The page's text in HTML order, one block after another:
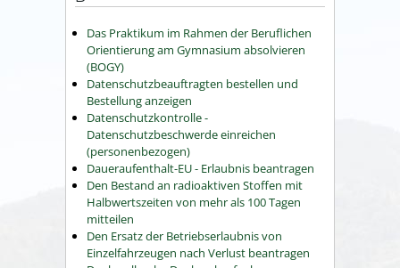
Das Praktikum im Rahmen der Beruflichen
Orientierung am Gymnasium absolvieren
(BOGY)
Datenschutzbeauftragten bestellen und
Bestellung anzeigen
Datenschutzkontrolle -
Datenschutzbeschwerde einreichen
(personenbezogen)
Daueraufenthalt-EU - Erlaubnis beantragen
Den Bestand an radioaktiven Stoffen mit
Halbwertszeiten von mehr als 100 Tagen
mitteilen
Den Ersatz der Betriebserlaubnis von
Einzelfahrzeugen nach Verlust beantragen